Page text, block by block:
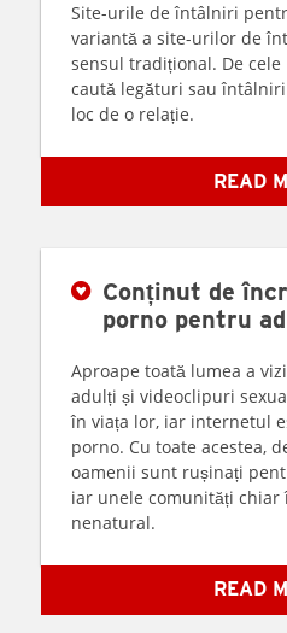
Site-urile de întâlniri
variantă a site-urilor de
sensul tradițional. De
caută legături sau
loc de o relație.
READ
Conținut de
porno pentru
Aproape toată lumea a
adulți și videoclipuri
în viața lor, iar internetul
porno. Cu toate acestea,
oamenii sunt rușinați
iar unele comunități chiar
nenatural.
READ